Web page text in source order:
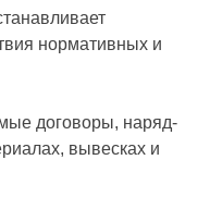
нормативных и
договоры, наряд-
вывесках и